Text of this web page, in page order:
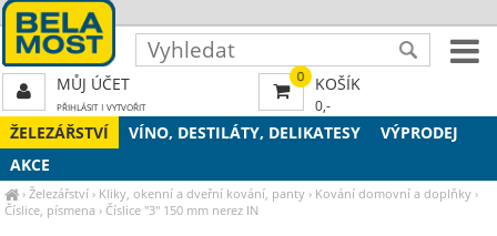
ŽELEZÁŘSTVÍ VÍNO, DESTILÁTY, DELIKATESY
VÝPRODEJ
AKCE
›Železářství › Kliky, okenní a dveřní kování, panty › Kování domovní a doplňky ›
Číslice, písmena ›Číslice "3" 150 mm nerez IN
0 KOŠÍK
0,-
MŮJ ÚČET
PŘIHLÁSIT| VYTVOŘIT